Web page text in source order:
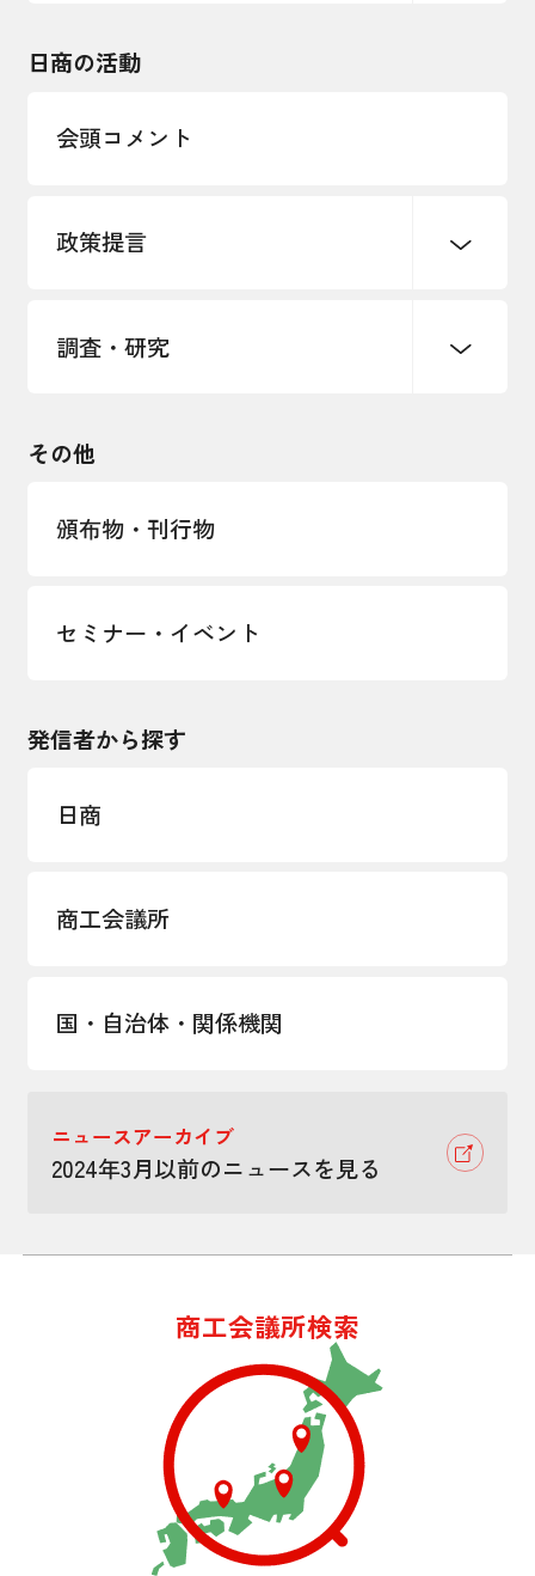
インボイス制度
海外情報レポート
安全保障貿易管理・技術流出防止に関す
経営者保証に関するガイドライン
日商の活動
会頭コメント
政策提言
中小企業経営
国土強靭化・社会基盤整備・震災復興
調査・研究
LOBO調査
その他
頒布物・刊行物
セミナー・イベント
発信者から探す
日商
商工会議所
国・自治体・関係機関
ニュースアーカイブ
2024年3月以前のニュースを見る
商工会議所検索